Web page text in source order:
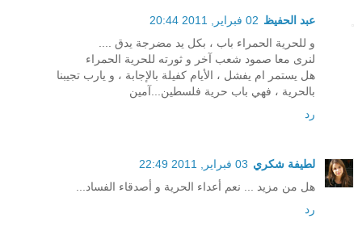
عبد الحفيظ 02 فبراير, 2011 20:44
و للحرية الحمراء باب ، بكل يد مضرجة يدق ....
لنرى معا صمود شعب آخر و ثورته للحرية الحمراء
هل يستمر ام يفشل ، الأيام كفيلة بالإجابة ، و يارب تجيبنا
بالحرية ، فهي باب حرية فلسطين...آمين
رد
لطيفة شكري 03 فبراير, 2011 22:49
هل من مزيد ... نعم أعداء الحرية و أصدقاء الفساد...
رد